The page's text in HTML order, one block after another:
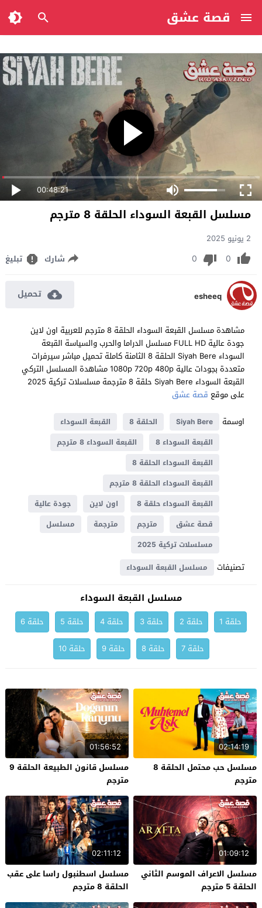
قصة عشق
00:48:21
مسلسل القبعة السوداء الحلقة 8 مترجم
2 يونيو 2025
0
0 شارك تبليغ
esheeq تحميل
مشاهدة مسلسل القبعة السوداء الحلقة 8 مترجم للعربية اون لاين
جودة عالية FULL HD مسلسل الدراما والحرب والسياسة القبعة
السوداء Siyah Bere الحلقة 8 الثامنة كاملة تحميل مباشر سيرفرات
متعددة بجودات عالية 1080p 720p 480p مشاهدة المسلسل التركي
القبعة السوداء Siyah Bere حلقة 8 مترجمة مسلسلات تركية 2025
على موقع قصة عشق
اوسمة
Siyah Bere الحلقة 8
القبعة السوداء
القبعة السوداء 8
القبعة السوداء 8 مترجم
القبعة السوداء الحلقة 8
القبعة السوداء الحلقة 8 مترجم
القبعة السوداء حلقة 8
اون لاين
جودة عالية
قصة عشق
مترجم مترجمة
مسلسل
مسلسلات تركية 2025
تصنيفات مسلسل القبعة السوداء
مسلسل القبعة السوداء
حلقة 1 حلقة 2 حلقة 3 حلقة 4 حلقة 5
حلقة 6
حلقة 7
حلقة 8 حلقة 9 حلقة 10
02:14:19
مسلسل حب محتمل الحلقة 8
مترجم
01:56:52
مسلسل قانون الطبيعة الحلقة 9
مترجم
01:09:12
مسلسل الاعراف الموسم الثاني
الحلقة 5 مترجم
02:11:12
مسلسل اسطنبول راسا على عقب
الحلقة 8 مترجم